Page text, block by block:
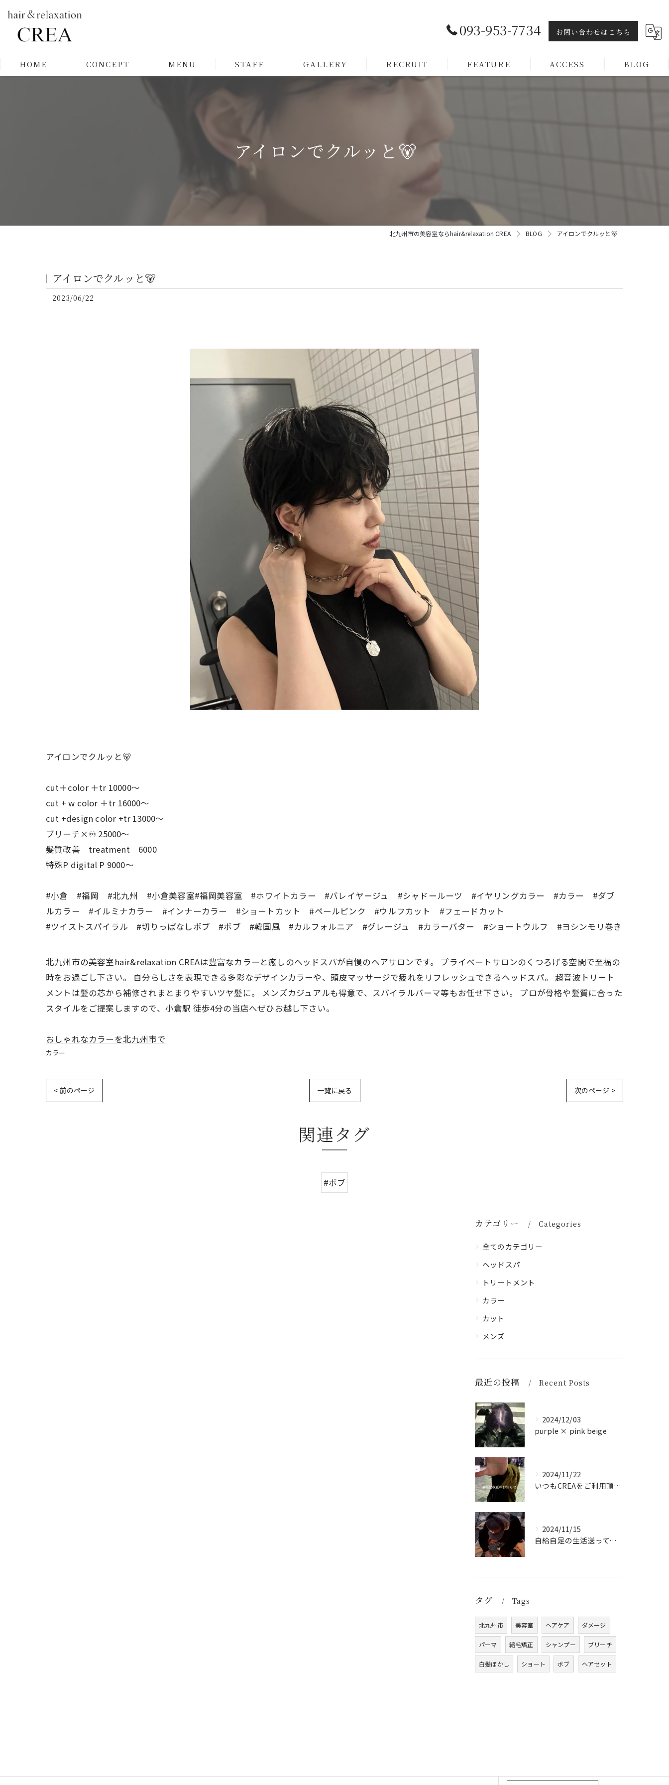
093-953-7734 お問い合わせはこちら
HOME CONCEPT MENU STAFF GALLERY RECRUIT FEATURE ACCESS BLOG
アイロンでクルッと🐻
北九州市の美容室ならhair&relaxation CREA BLOG アイロンでクルッと🐻
アイロンでクルッと🐻
2023/06/22
アイロンでクルッと🐻
cut＋color ＋tr 10000〜
cut + w color ＋tr 16000〜
cut +design color +tr 13000〜
ブリーチ×♾ 25000〜
髪質改善 treatment 6000
特殊P digital P 9000〜
#小倉 #福岡 #北九州 #小倉美容室#福岡美容室 #ホワイトカラー #バレイヤージュ #シャドールーツ #イヤリングカラー #カラー #ダブ
ルカラー #イルミナカラー #インナーカラー #ショートカット #ペールピンク #ウルフカット #フェードカット
#ツイストスパイラル #切りっぱなしボブ #ボブ #韓国風 #カルフォルニア #グレージュ #カラーバター #ショートウルフ #ヨシンモリ巻き
北九州市の美容室hair&relaxation CREAは豊富なカラーと癒しのヘッドスパが自慢のヘアサロンです。 プライベートサロンのくつろげる空間で至福の
時をお過ごし下さい。 自分らしさを表現できる多彩なデザインカラーや、頭皮マッサージで疲れをリフレッシュできるヘッドスパ。 超音波トリート
メントは髪の芯から補修されまとまりやすいツヤ髪に。 メンズカジュアルも得意で、スパイラルパーマ等もお任せ下さい。 プロが骨格や髪質に合った
スタイルをご提案しますので、小倉駅 徒歩4分の当店へぜひお越し下さい。
おしゃれなカラーを北九州市で
カラー
< 前のページ 一覧に戻る 次のページ >
関連タグ
#ボブ
カテゴリー Categories
全てのカテゴリー
ヘッドスパ
トリートメント
カラー
カット
メンズ
最近の投稿 Recent Posts
2024/12/03
purple × pink beige
2024/11/22
いつもCREAをご利用頂き誠に有難う御座います！
2024/11/15
自給自足の生活送ってます
タグ Tags
北九州市 美容室 ヘアケア ダメージ
パーマ 縮毛矯正 シャンプー ブリーチ
白髪ぼかし ショート ボブ ヘアセット